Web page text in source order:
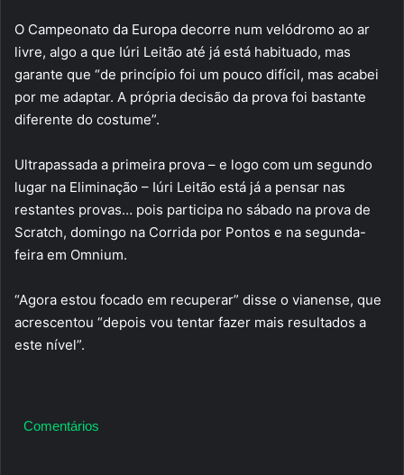
O Campeonato da Europa decorre num velódromo ao ar
livre, algo a que Iúri Leitão até já está habituado, mas
garante que “de princípio foi um pouco difícil, mas acabei
por me adaptar. A própria decisão da prova foi bastante
diferente do costume”.
Ultrapassada a primeira prova – e logo com um segundo
lugar na Eliminação – Iúri Leitão está já a pensar nas
restantes provas… pois participa no sábado na prova de
Scratch, domingo na Corrida por Pontos e na segunda-
feira em Omnium.
“Agora estou focado em recuperar” disse o vianense, que
acrescentou “depois vou tentar fazer mais resultados a
este nível”.
Comentários